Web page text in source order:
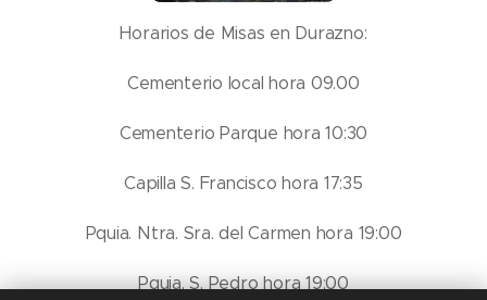
Horarios de Misas en Durazno:
Cementerio local hora 09.00
Cementerio Parque hora 10:30
Capilla S. Francisco hora 17:35
Pquia. Ntra. Sra. del Carmen hora 19:00
Pquia. S. Pedro hora 19:00